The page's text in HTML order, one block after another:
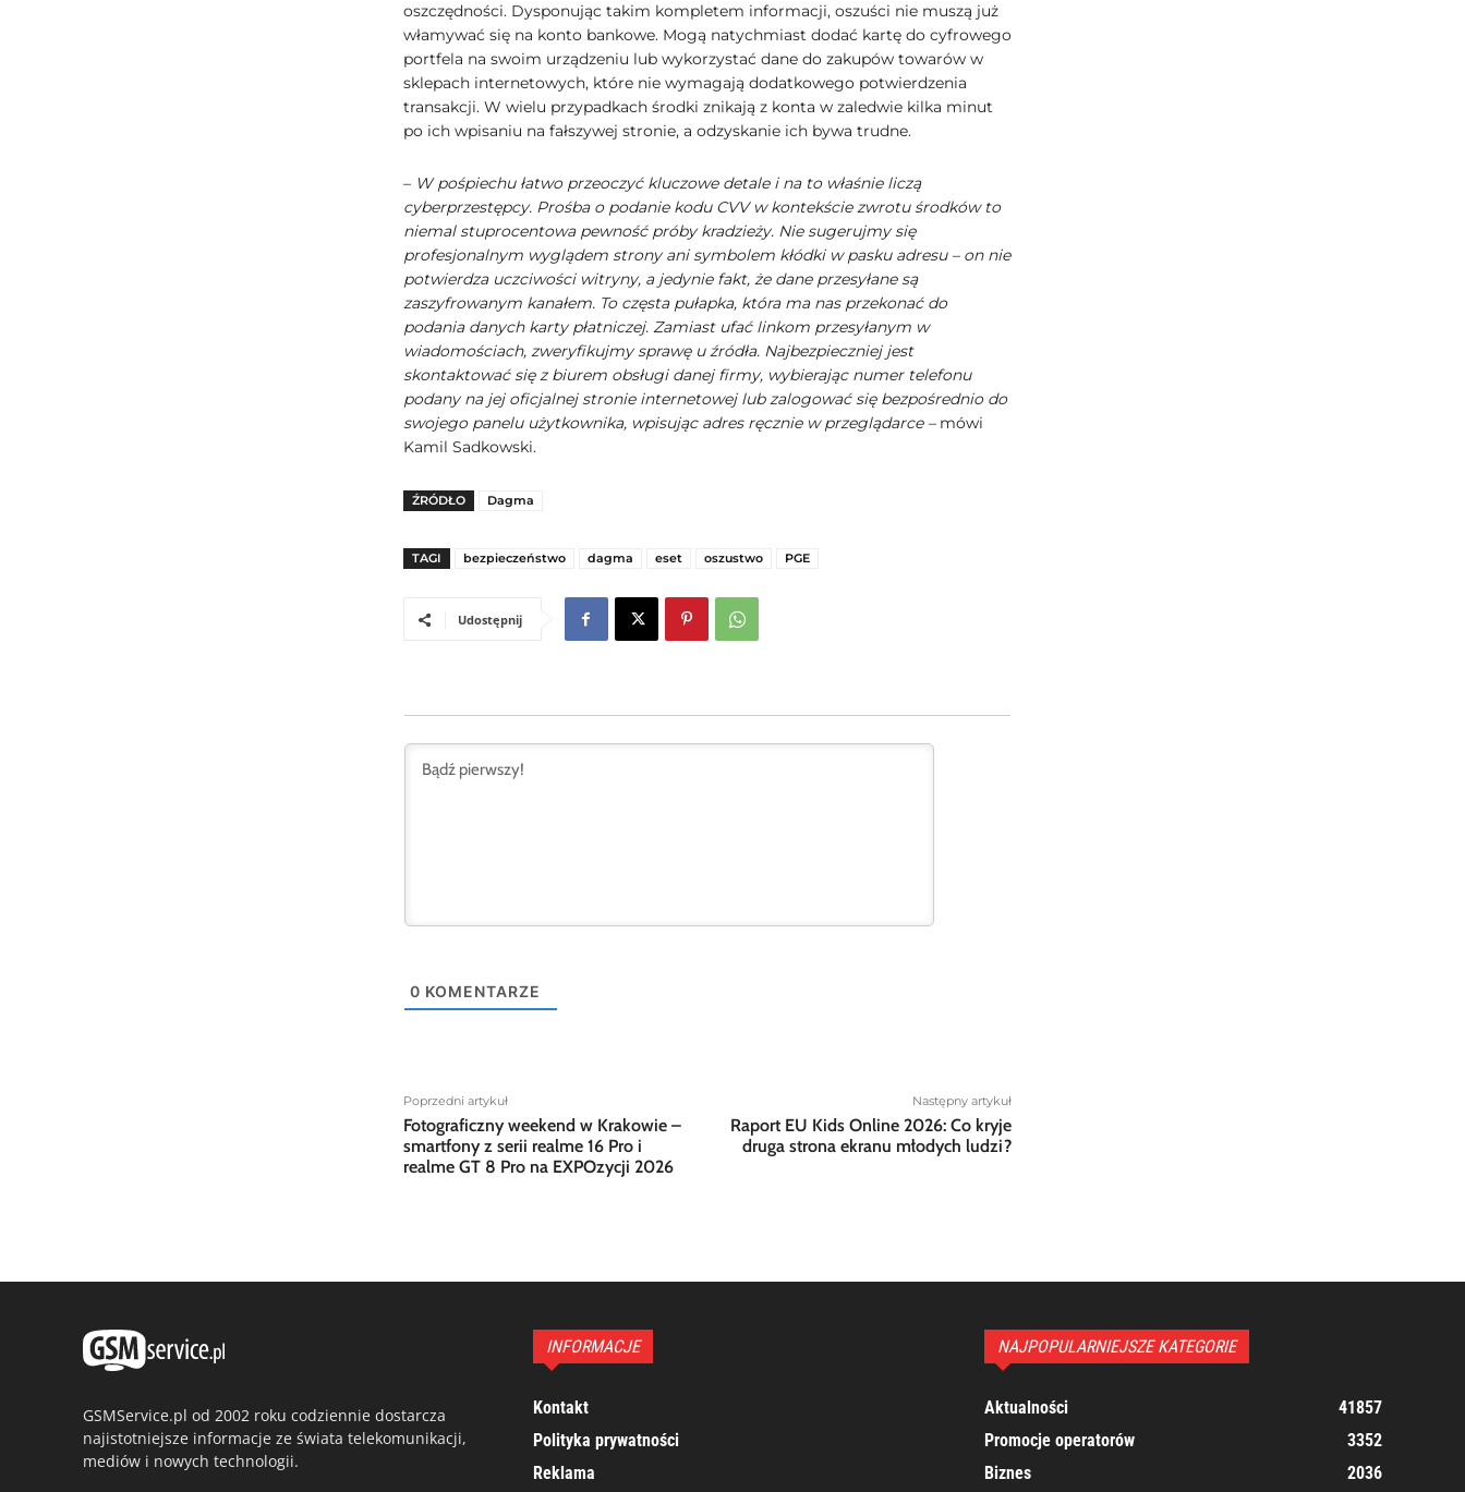
oszczędności. Dysponując takim kompletem informacji, oszuści nie muszą już
włamywać się na konto bankowe. Mogą natychmiast dodać kartę do cyfrowego
portfela na swoim urządzeniu lub wykorzystać dane do zakupów towarów w
sklepach internetowych, które nie wymagają dodatkowego potwierdzenia
transakcji. W wielu przypadkach środki znikają z konta w zaledwie kilka minut
po ich wpisaniu na fałszywej stronie, a odzyskanie ich bywa trudne.
– W pośpiechu łatwo przeoczyć kluczowe detale i na to właśnie liczą
cyberprzestępcy. Prośba o podanie kodu CVV w kontekście zwrotu środków to
niemal stuprocentowa pewność próby kradzieży. Nie sugerujmy się
profesjonalnym wyglądem strony ani symbolem kłódki w pasku adresu – on nie
potwierdza uczciwości witryny, a jedynie fakt, że dane przesyłane są
zaszyfrowanym kanałem. To częsta pułapka, która ma nas przekonać do
podania danych karty płatniczej. Zamiast ufać linkom przesyłanym w
wiadomościach, zweryfikujmy sprawę u źródła. Najbezpieczniej jest
skontaktować się z biurem obsługi danej firmy, wybierając numer telefonu
podany na jej oficjalnej stronie internetowej lub zalogować się bezpośrednio do
swojego panelu użytkownika, wpisując adres ręcznie w przeglądarce –mówi
Kamil Sadkowski.
ŹRÓDŁO Dagma
TAGI bezpieczeństwo dagma eset oszustwo PGE
Udostępnij
0 KOMENTARZE
Poprzedni artykuł
Fotograficzny weekend w Krakowie –
smartfony z serii realme 16 Pro i
realme GT 8 Pro na EXPOzycji 2026
Następny artykuł
Raport EU Kids Online 2026: Co kryje
druga strona ekranu młodych ludzi?
GSMService.pl od 2002 roku codziennie dostarcza
najistotniejsze informacje ze świata telekomunikacji,
mediów i nowych technologii.
INFORMACJE
Kontakt
Polityka prywatności
Reklama
NAJPOPULARNIEJSZE KATEGORIE
Aktualności
41857
Promocje operatorów
3352
Biznes
2036